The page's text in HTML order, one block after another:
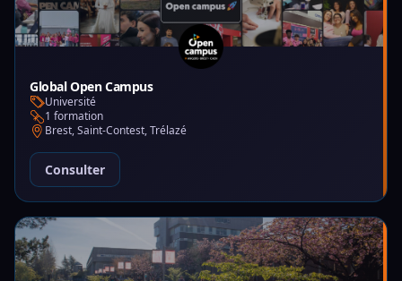
Global Open Campus
Université
1 formation
Brest, Saint-Contest, Trélazé
Consulter